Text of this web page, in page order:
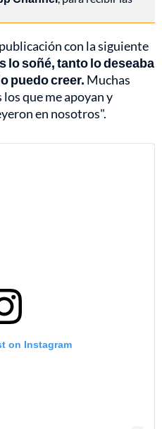
con la siguiente
lo soñé, tanto lo deseaba
puedo creer. Muchas
que me apoyan y
en nosotros".
on Instagram